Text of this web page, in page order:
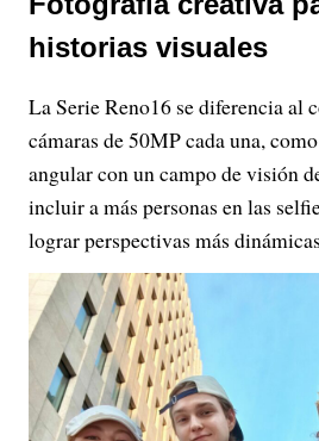
historias visuales
La Serie Reno16 se diferencia al
cámaras de 50MP cada una,
angular con un campo de visión
incluir a más personas en las
lograr perspectivas más